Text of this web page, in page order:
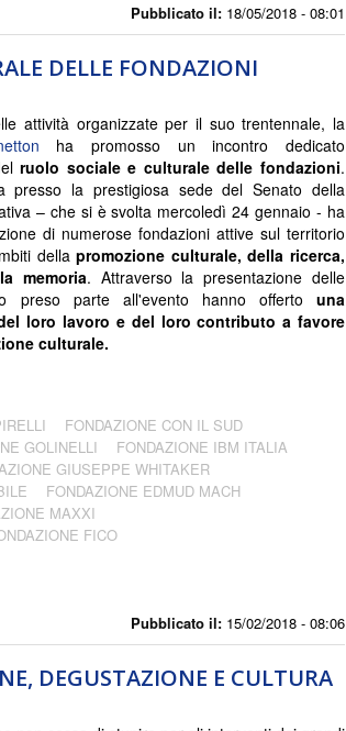
Pubblicato il: 18/05/2018 - 08:01
DELLE FONDAZIONI
Pubblicato il: 15/02/2018 - 08:06
attività organizzate per il suo trentennale, la
ha promosso un incontro dedicato
ruolo sociale e culturale delle fondazioni.
presso la prestigiosa sede del Senato della
– che si è svolta mercoledì 24 gennaio - ha
di numerose fondazioni attive sul territorio
dellapromozione culturale, della ricerca,
memoria. Attraverso la presentazione delle
preso parte all'evento hanno offerto una
loro lavoro e del loro contributo a favore
culturale.
FONDAZIONE CON IL SUD
GOLINELLI
FONDAZIONE IBM ITALIA
GIUSEPPE WHITAKER
FONDAZIONE EDMUD MACH
MAXXI
FICO
DEGUSTAZIONE E CULTURA